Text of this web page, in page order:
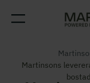
Martinsons